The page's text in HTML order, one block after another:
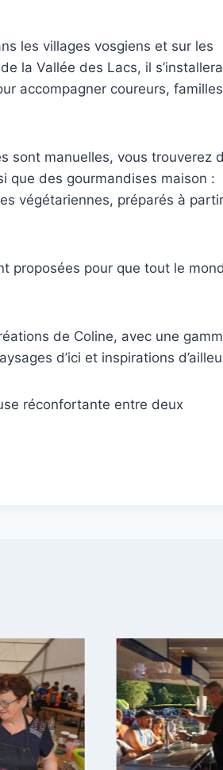
les villages vosgiens et sur les
la Vallée des Lacs, il
accompagner coureurs,
sont manuelles, vous trouverez
que des gourmandises maison :
végétariennes, préparés à
proposées pour que tout le
de Coline, avec une
d’ici et inspirations
réconfortante entre deux